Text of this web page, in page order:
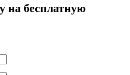
на бесплатную